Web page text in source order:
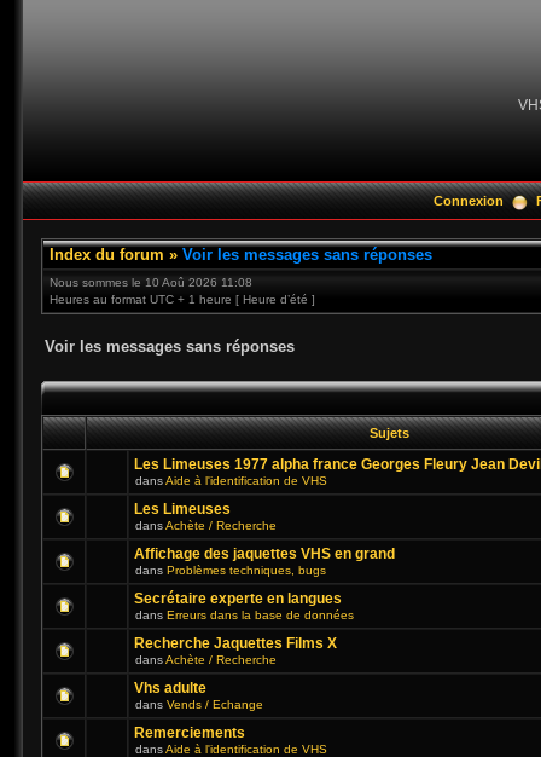
Connexion
Index du forum » Voir les messages sans réponses
Nous sommes le 10 Aoû 2026 11:08
Heures au format UTC + 1 heure [ Heure d’été ]
Voir les messages sans réponses
Sujets
Les Limeuses 1977 alpha france Georges Fleury Jean
dansAide à l'identification de VHS
Les Limeuses
dansAchète / Recherche
Affichage des jaquettes VHS en grand
dans Problèmes techniques, bugs
Secrétaire experte en langues
dans Erreurs dans la base de données
Recherche Jaquettes Films X
dansAchète / Recherche
Vhs adulte
dans Vends / Echange
Remerciements
dansAide à l'identification de VHS